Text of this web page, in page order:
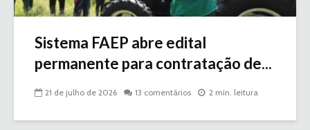
Sistema FAEP abre edital
permanente para contratação de...
21 de julho de 2026 13 comentários 2 min. leitura